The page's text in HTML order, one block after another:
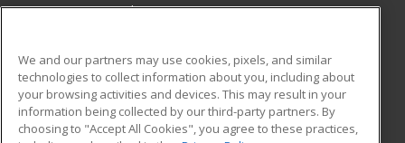
hagerstown, MD 21742 US
Career Training
ADDITIONAL RESOURCES
Military Student Blog
We and our partners may use cookies, pixels, and similar
technologies to collect information about you, including about
your browsing activities and devices. This may result in your
information being collected by our third-party partners. By
choosing to "Accept All Cookies", you agree to these practices,